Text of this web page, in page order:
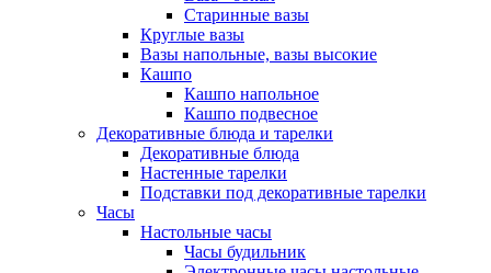
Старинные вазы
Круглые вазы
Вазы напольные, вазы высокие
Кашпо
Кашпо напольное
Кашпо подвесное
Декоративные блюда и тарелки
Декоративные блюда
Настенные тарелки
Подставки под декоративные тарелки
Часы
Настольные часы
Часы будильник